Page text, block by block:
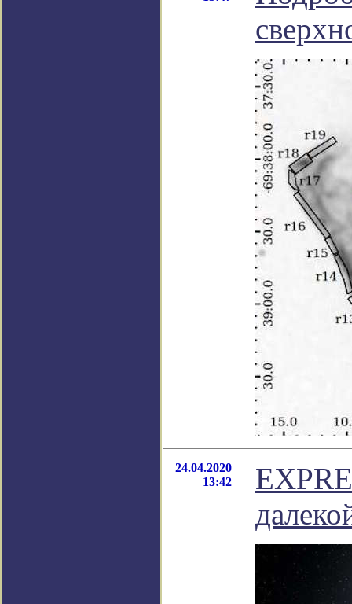
24.04.2020
13:42